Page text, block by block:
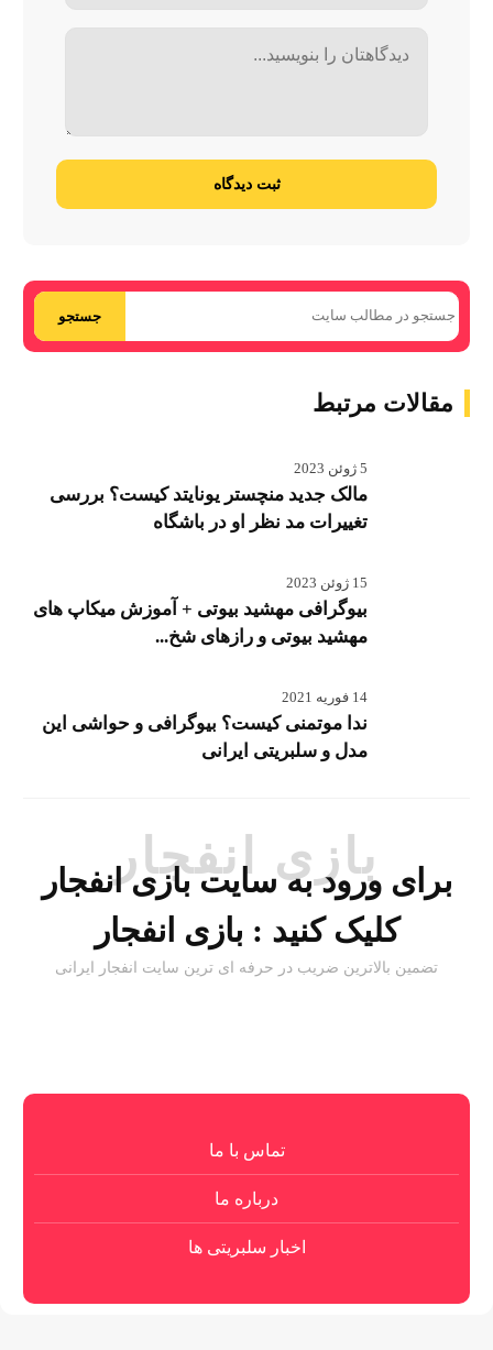
ثبت دیدگاه
جستجو
مقالات مرتبط
5 ژوئن 2023
مالک جدید منچستر یونایتد کیست؟ بررسی
تغییرات مد نظر او در باشگاه
15 ژوئن 2023
بیوگرافی مهشید بیوتی + آموزش میکاپ های
مهشید بیوتی و رازهای شخ...
14 فوریه 2021
ندا موتمنی کیست؟ بیوگرافی و حواشی این
مدل و سلبریتی ایرانی
بازی انفجار
برای ورود به سایت بازی انفجار
کلیک کنید : بازی انفجار
تضمین بالاترین ضریب در حرفه ای ترین سایت انفجار ایرانی
تماس با ما
درباره ما
اخبار سلبریتی ها